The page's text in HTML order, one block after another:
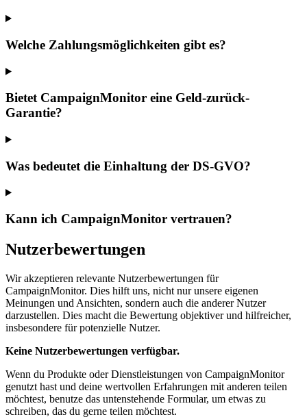
Welche Zahlungsmöglichkeiten gibt es?
Bietet CampaignMonitor eine Geld-zurück-
Garantie?
Was bedeutet die Einhaltung der DS-GVO?
Kann ich CampaignMonitor vertrauen?
Nutzerbewertungen
Wir akzeptieren relevante Nutzerbewertungen für
CampaignMonitor. Dies hilft uns, nicht nur unsere eigenen
Meinungen und Ansichten, sondern auch die anderer Nutzer
darzustellen. Dies macht die Bewertung objektiver und hilfreicher,
insbesondere für potenzielle Nutzer.
Keine Nutzerbewertungen verfügbar.
Wenn du Produkte oder Dienstleistungen von CampaignMonitor
genutzt hast und deine wertvollen Erfahrungen mit anderen teilen
möchtest, benutze das untenstehende Formular, um etwas zu
schreiben, das du gerne teilen möchtest.